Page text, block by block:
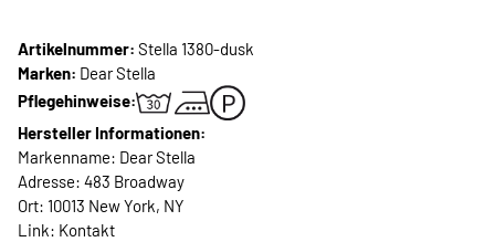
Artikelnummer: Stella 1380-dusk
Marken: Dear Stella
Pflegehinweise:
Hersteller Informationen:
Markenname: Dear Stella
Adresse: 483 Broadway
Ort: 10013 New York, NY
Link: Kontakt